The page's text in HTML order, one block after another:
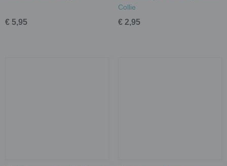
€ 5,95
Collie
€ 2,95